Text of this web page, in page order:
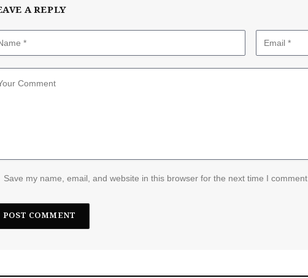
A REPLY
Save my name, email, and website in this browser for the next time I comment.